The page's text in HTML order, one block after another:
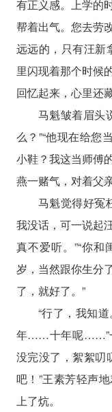
有正义感。上学的
帮着出气。您去劳
远远的，只有汪新
里闪现着那个时候
回忆起来，心里还
马魁皱着眉头
么？”“他现在给您
小鞋？我这当师傅
燕一赌气，对着父
马魁觉得好冤
我没话，可一说起
真不爱听。”“你
岁，当然跟你生分
了，就好了。”
“行了，我知
年……十年呢……”
没完没了，絮絮叨
吧！”王素芳轻声
上了炕。